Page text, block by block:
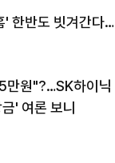
' 한반도 빗겨간다…
만원"?…SK하이닉
' 여론 보니